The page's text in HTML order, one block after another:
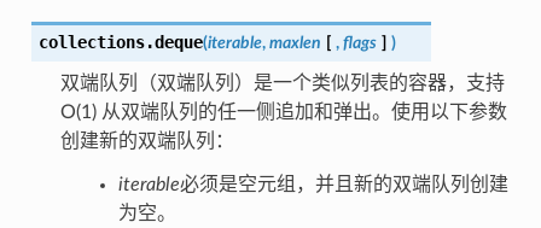
collections.deque(iterable, maxlen [ , flags ] )
双端队列（双端队列）是一个类似列表的容器，支持
O(1) 从双端队列的任一侧追加和弹出。使用以下参数
创建新的双端队列：
iterable必须是空元组，并且新的双端队列创建
为空。